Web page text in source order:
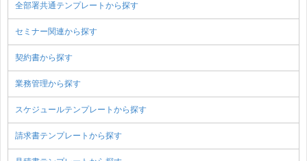
全部署共通テンプレートから探す
セミナー関連から探す
契約書から探す
業務管理から探す
スケジュールテンプレートから探す
請求書テンプレートから探す